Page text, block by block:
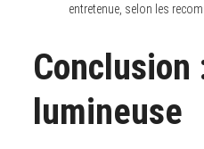
entretenue, selon les
Conclusion
lumineuse